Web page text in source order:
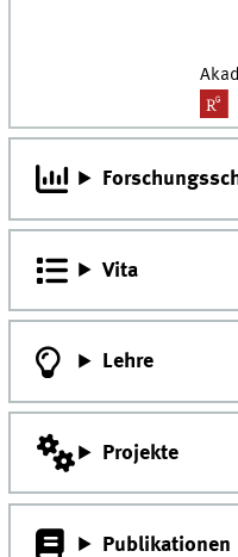
Vita
Lehre
Projekte
Publikationen